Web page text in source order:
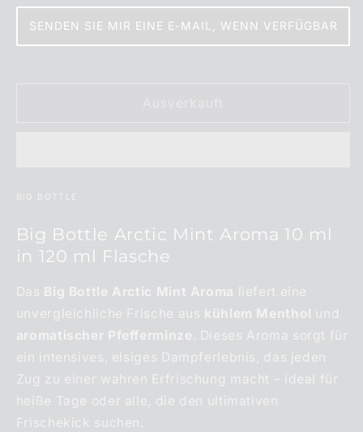
für
für
SENDEN SIE MIR EINE E-MAIL, WENN VERFÜGBAR
BIG BOTTLE
Big Bottle Arctic Mint Aroma 10 ml
in 120 ml Flasche
Das Big Bottle Arctic Mint Aroma
liefert eine
unvergleichliche Frische aus kühlem Menthol
und
aromatischer Pfefferminze . Dieses Aroma sorgt für
ein intensives, eisiges Dampferlebnis, das jeden
Zug zu einer wahren Erfrischung macht – ideal für
heiße Tage oder alle, die den ultimativen
Frischekick suchen.